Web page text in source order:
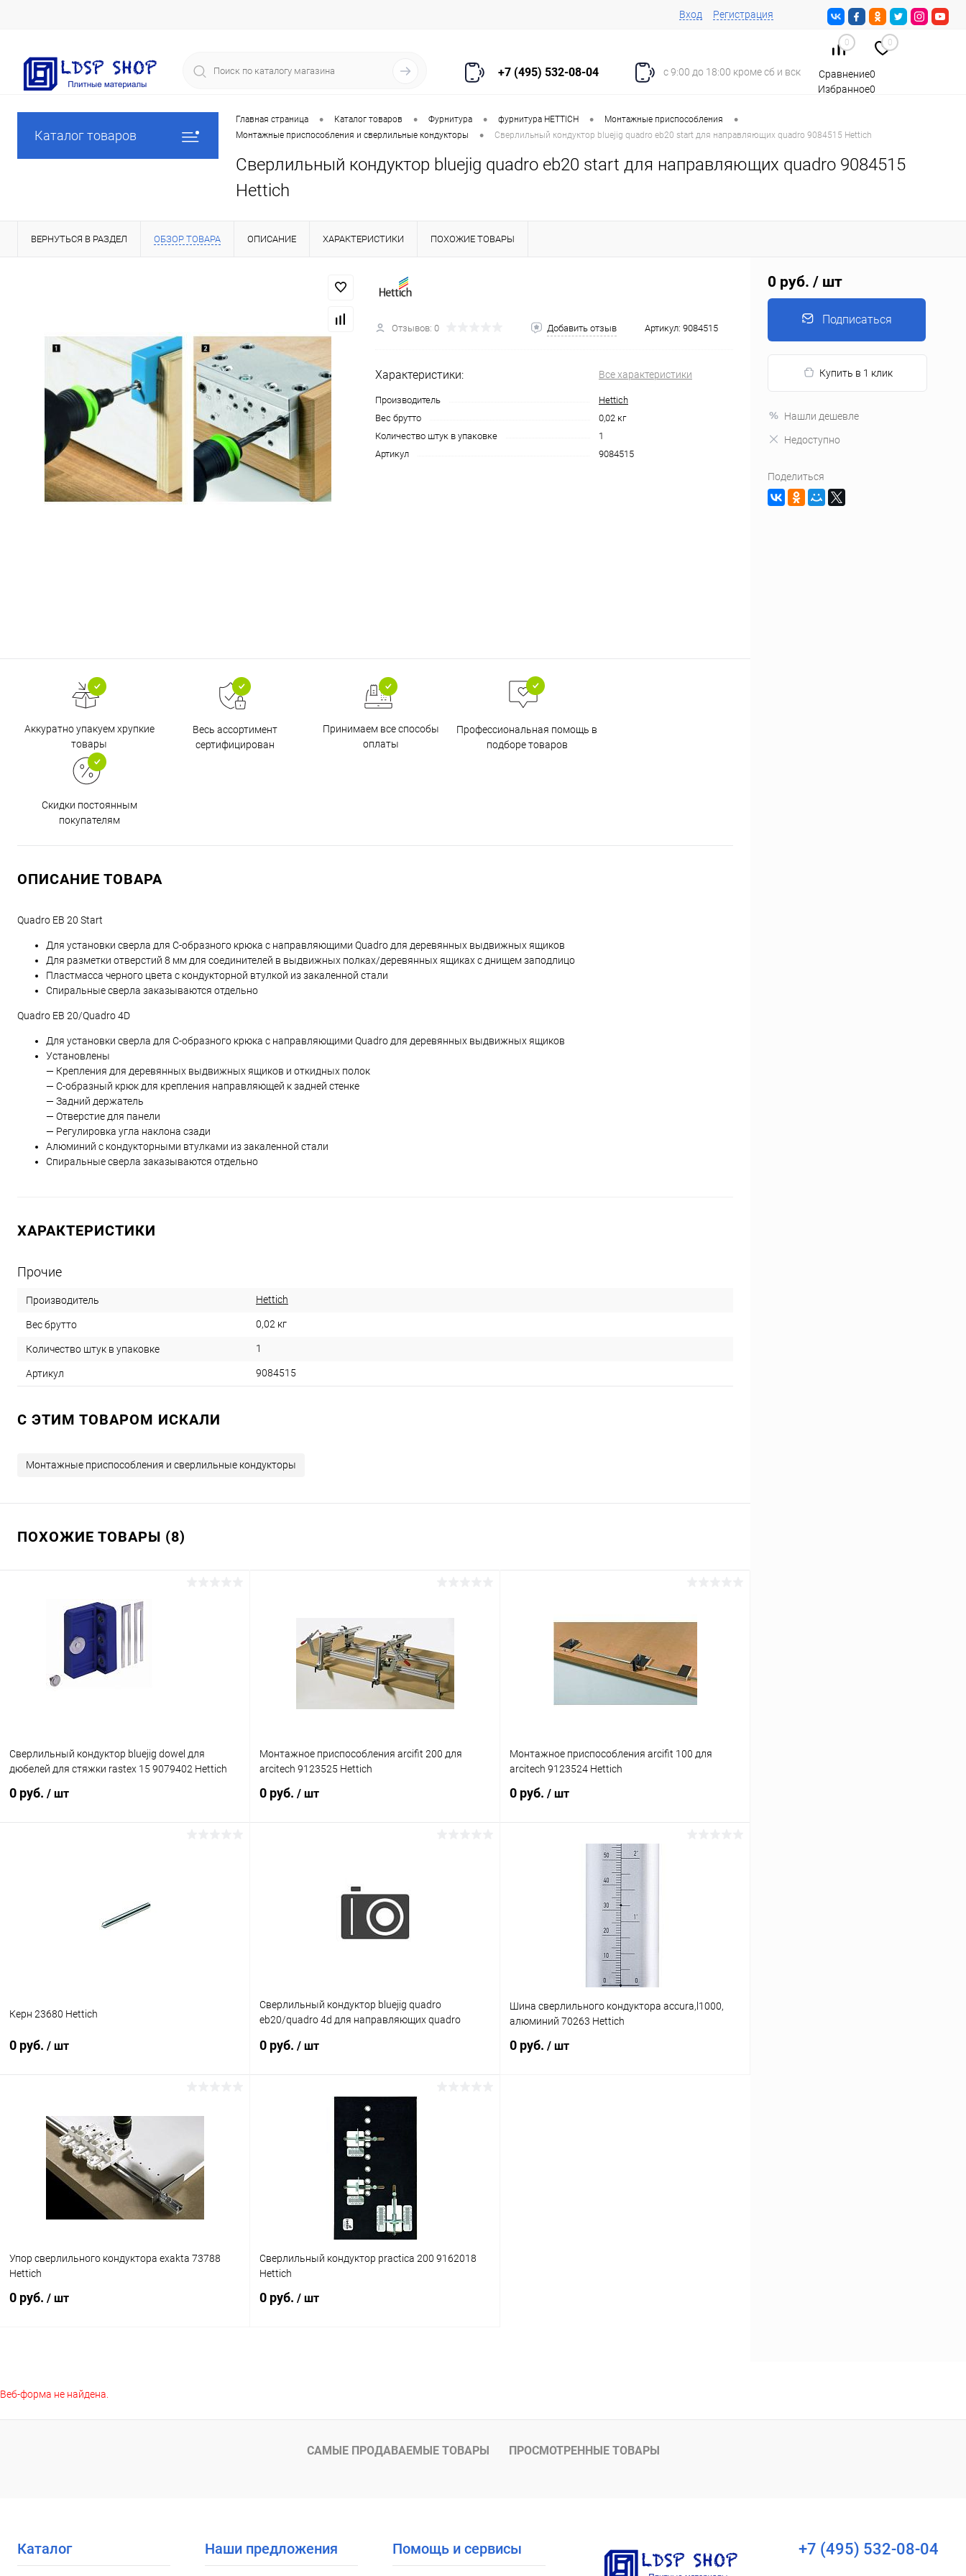
Вход Регистрация
+7 (495) 532-08-04 с 9:00 до 18:00 кроме сб и вск
0 0
Сравнение0
Избранное0
Каталог товаров
Главная страница • Каталог товаров • Фурнитура • фурнитура HETTICH • Монтажные приспособления •
Монтажные приспособления и сверлильные кондукторы • Сверлильный кондуктор bluejig quadro eb20 start для направляющих quadro 9084515 Hettich
Сверлильный кондуктор bluejig quadro eb20 start для направляющих quadro 9084515
Hettich
ВЕРНУТЬСЯ В РАЗДЕЛ ОБЗОР ТОВАРА ОПИСАНИЕ ХАРАКТЕРИСТИКИ ПОХОЖИЕ ТОВАРЫ
Отзывов: 0 Добавить отзыв Артикул: 9084515
Характеристики: Все характеристики
Производитель
Hettich
Вес брутто
0,02 кг
Количество штук в упаковке
1
Артикул
9084515
Аккуратно упакуем хрупкие
товары
Весь ассортимент
сертифицирован
Принимаем все способы
оплаты
Профессиональная помощь в
подборе товаров
Скидки постоянным
покупателям
ОПИСАНИЕ ТОВАРА
Quadro EB 20 Start
Для установки сверла для C-образного крюка с направляющими Quadro для деревянных выдвижных ящиков
Для разметки отверстий 8 мм для соединителей в выдвижных полках/деревянных ящиках с днищем заподлицо
Пластмасса черного цвета с кондукторной втулкой из закаленной стали
Спиральные сверла заказываются отдельно
Quadro EB 20/Quadro 4D
Для установки сверла для C-образного крюка с направляющими Quadro для деревянных выдвижных ящиков
Установлены
— Крепления для деревянных выдвижных ящиков и откидных полок
— C-образный крюк для крепления направляющей к задней стенке
— Задний держатель
— Отверстие для панели
— Регулировка угла наклона сзади
Алюминий с кондукторными втулками из закаленной стали
Спиральные сверла заказываются отдельно
ХАРАКТЕРИСТИКИ
Прочие
Производитель Hettich
Вес брутто 0,02 кг
Количество штук в упаковке 1
Артикул 9084515
C ЭТИМ ТОВАРОМ ИСКАЛИ
Монтажные приспособления и сверлильные кондукторы
ПОХОЖИЕ ТОВАРЫ (8)
Сверлильный кондуктор bluejig dowel для
дюбелей для стяжки rastex 15 9079402 Hettich
0 руб. / шт
Монтажное приспособления arcifit 200 для
arcitech 9123525 Hettich
0 руб. / шт
Под заказ
Монтажное приспособления arcifit 100 для
arcitech 9123524 Hettich
0 руб. / шт
Подписаться
Керн 23680 Hettich
0 руб. / шт
Купить в 1 клик
В избранное Под заказ
Сверлильный кондуктор bluejig quadro
eb20/quadro 4d для направляющих quadro
0 руб. / шт
Подписаться
К сравнению
Шина сверлильного кондуктора accura,l1000,
алюминий 70263 Hettich
0 руб. / шт
Упор сверлильного кондуктора exakta 73788
Hettich
0 руб. / шт
Купить в 1 клик
В избранное Под заказ
Сверлильный кондуктор practica 200 9162018
Hettich
0 руб. / шт
В избранное Под заказ
0 руб. / шт
Подписаться
Купить в 1 клик
Нашли дешевле
Недоступно
Поделиться
Веб-форма не найдена.
САМЫЕ ПРОДАВАЕМЫЕ ТОВАРЫ ПРОСМОТРЕННЫЕ ТОВАРЫ
Каталог Наши предложения Помощь и сервисы +7 (495) 532-08-04